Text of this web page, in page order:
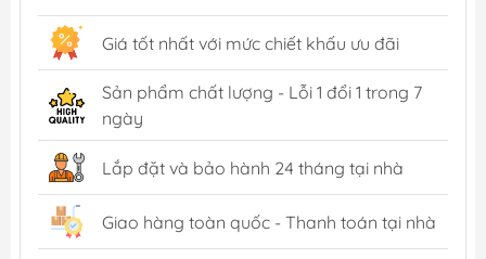
Giá tốt nhất với mức chiết khấu ưu đãi
Sản phẩm chất lượng - Lỗi 1 đổi 1 trong 7
ngày
Lắp đặt và bảo hành 24 tháng tại nhà
Giao hàng toàn quốc - Thanh toán tại nhà